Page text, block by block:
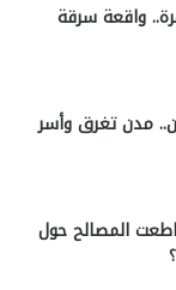
واقعة سرقة
مدن تغرق وأسر
المصالح حول